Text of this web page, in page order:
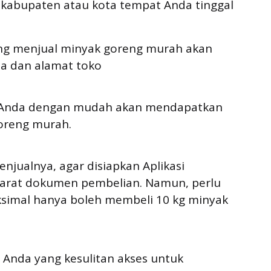
atau kota tempat Anda tinggal
menjual minyak goreng murah akan
dan alamat toko
dengan mudah akan mendapatkan
murah.
agar disiapkan Aplikasi
dokumen pembelian. Namun, perlu
hanya boleh membeli 10 kg minyak
yang kesulitan akses untuk